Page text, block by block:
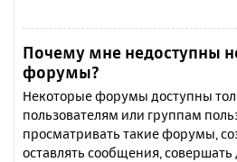
Почему мне недоступны
форумы?
Некоторые форумы доступны
пользователям или группам
просматривать такие форумы,
оставлять сообщения,